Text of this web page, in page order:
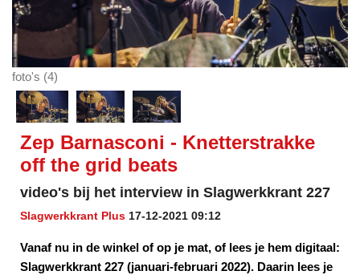
foto's (4)
Zep Barnasconi - Knetterstrakke
off the grid beats
video's bij het interview in Slagwerkkrant 227
Slagwerkkrant Plus 17-12-2021 09:12
Vanaf nu in de winkel of op je mat, of lees je hem digitaal:
Slagwerkkrant 227 (januari-februari 2022). Daarin lees je